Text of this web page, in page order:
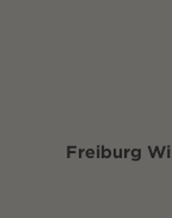
Freiburg